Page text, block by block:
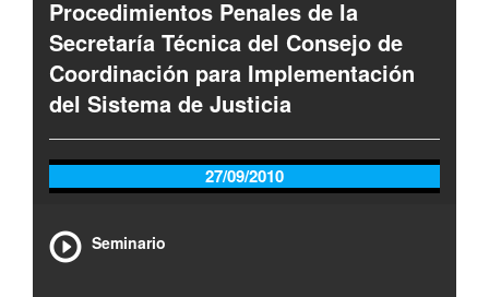
Procedimientos Penales de la
Secretaría Técnica del Consejo de
Coordinación para Implementación
del Sistema de Justicia
27/09/2010
Seminario